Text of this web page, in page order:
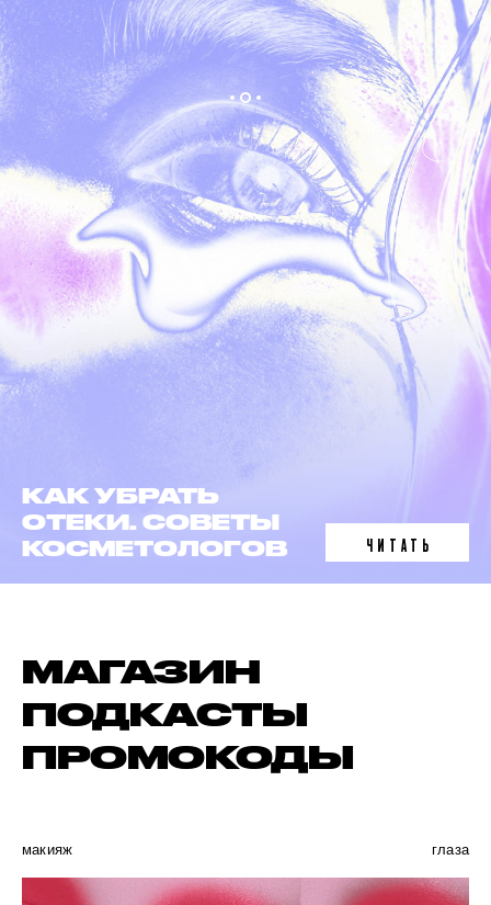
ЛАЗЕРНАЯ
ЭПИЛЯЦИЯ
В 6 ФАКТАХ
ЧИТАТЬ
МАГАЗИН
ПОДКАСТЫ
ПРОМОКОДЫ
макияж глаза